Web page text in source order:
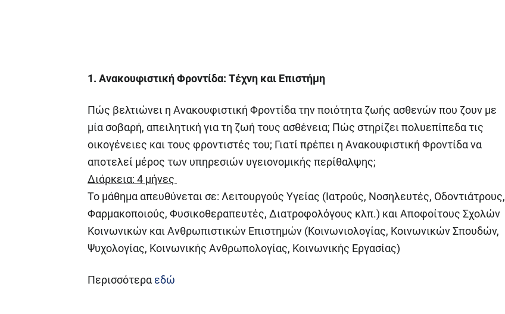
1. Ανακουφιστική Φροντίδα: Τέχνη και Επιστήμη
Πώς βελτιώνει η Ανακουφιστική Φροντίδα την ποιότητα ζωής ασθενών που ζουν με
μία σοβαρή, απειλητική για τη ζωή τους ασθένεια; Πώς στηρίζει πολυεπίπεδα τις
οικογένειες και τους φροντιστές του; Γιατί πρέπει η Ανακουφιστική Φροντίδα να
αποτελεί μέρος των υπηρεσιών υγειονομικής περίθαλψης;
Διάρκεια: 4 μήνες
Το μάθημα απευθύνεται σε: Λειτουργούς Υγείας (Ιατρούς, Νοσηλευτές, Οδοντιάτρους,
Φαρμακοποιούς, Φυσικοθεραπευτές, Διατροφολόγους κλπ.) και Αποφοίτους Σχολών
Κοινωνικών και Ανθρωπιστικών Επιστημών (Κοινωνιολογίας, Κοινωνικών Σπουδών,
Ψυχολογίας, Κοινωνικής Ανθρωπολογίας, Κοινωνικής Εργασίας)
Περισσότερα εδώ